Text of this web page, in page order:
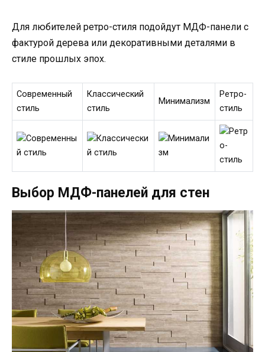
Для любителей ретро-стиля подойдут МДФ-панели с
фактурой дерева или декоративными деталями в
стиле прошлых эпох.
Современный
стиль
Классический
стиль
Минимализм
Ретро-
стиль
Выбор МДФ-панелей для стен